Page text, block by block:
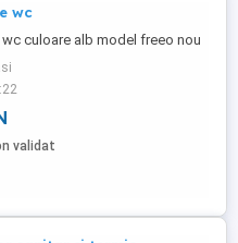
wc
culoare alb model freeo nou
validat